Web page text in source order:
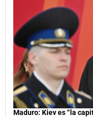
Maduro: Kiev es “la